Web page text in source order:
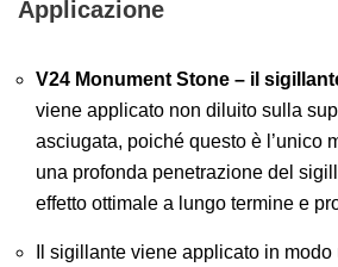
Applicazione
V24 Monument Stone – il
viene applicato non diluito sulla
asciugata, poiché questo è l’unico
una profonda penetrazione del
effetto ottimale a lungo termine e
Il sigillante viene applicato in modo